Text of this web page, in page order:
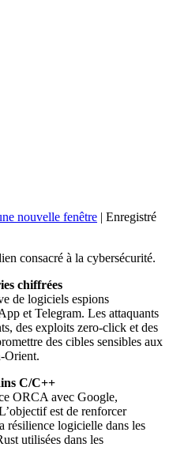
nouvelle fenêtre | Enregistré
consacré à la cybersécurité.
chiffrées
de logiciels espions
et Telegram. Les attaquants
des exploits zero-click et des
des cibles sensibles aux
Orient.
C/C++
ORCA avec Google,
est de renforcer
résilience logicielle dans les
utilisées dans les